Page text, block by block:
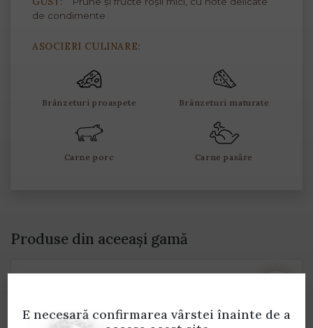
de condimente
ASOCIERI CULINARE:
Brânzeturi proaspete Brânzeturi maturate
Carne porc Carne pasăre
Produse din aceeași gamă
E necesară confirmarea vârstei înainte de a